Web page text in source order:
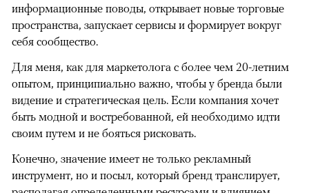
информационные поводы, открывает новые торговые
пространства, запускает сервисы и формирует вокруг
себя сообщество.
Для меня, как для маркетолога с более чем 20-летним
опытом, принципиально важно, чтобы у бренда были
видение и стратегическая цель. Если компания хочет
быть модной и востребованной, ей необходимо идти
своим путем и не бояться рисковать.
Конечно, значение имеет не только рекламный
инструмент, но и посыл, который бренд транслирует,